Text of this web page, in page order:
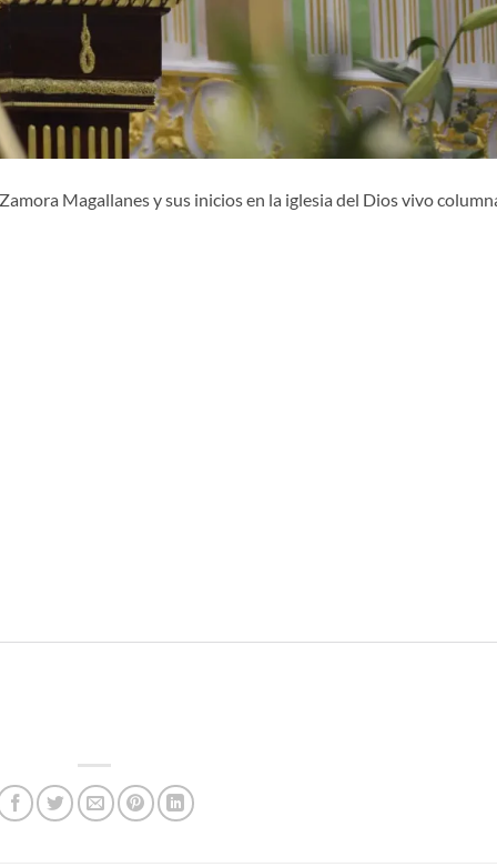
Magallanes y sus inicios en la iglesia del Dios vivo